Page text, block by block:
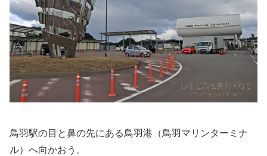
鳥羽駅の目と鼻の先にある鳥羽港（鳥羽マリンターミナ
ル）へ向かおう。